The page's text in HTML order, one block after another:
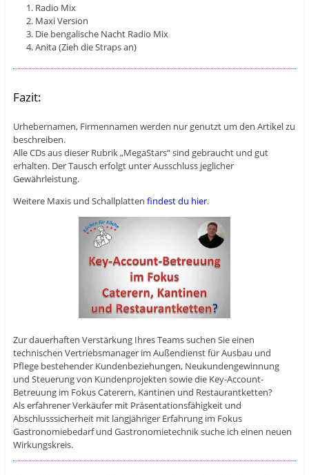
Radio Mix
Maxi Version
Die bengalische Nacht Radio Mix
Anita (Zieh die Straps an)
Fazit:
Urhebernamen, Firmennamen werden nur genutzt um den Artikel zu
beschreiben.
Alle CDs aus dieser Rubrik „MegaStars“ sind gebraucht und gut
erhalten. Der Tausch erfolgt unter Ausschluss jeglicher
Gewährleistung.
Weitere Maxis und Schallplatten findest du hier.
Zur dauerhaften Verstärkung Ihres Teams suchen Sie einen
technischen Vertriebsmanager im Außendienst für Ausbau und
Pflege bestehender Kundenbeziehungen, Neukundengewinnung
und Steuerung von Kundenprojekten sowie die Key-Account-
Betreuung im Fokus Caterern, Kantinen und Restaurantketten?
Als erfahrener Verkäufer mit Präsentationsfähigkeit und
Abschlusssicherheit mit langjähriger Erfahrung im Fokus
Gastronomiebedarf und Gastronomietechnik suche ich einen neuen
Wirkungskreis.